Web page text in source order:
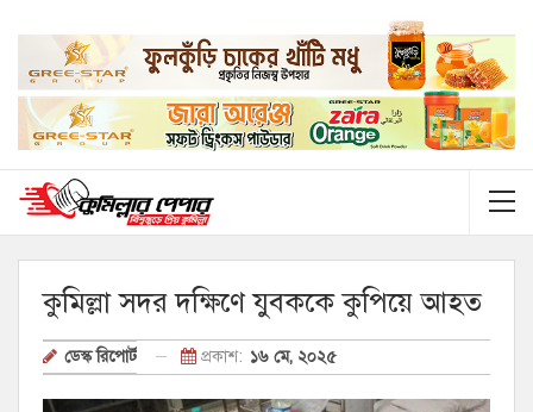
কুমিল্লা সদর দক্ষিণে যুবককে কুপিয়ে আহত
ডেস্ক রিপোর্ট প্রকাশ: ১৬ মে, ২০২৫